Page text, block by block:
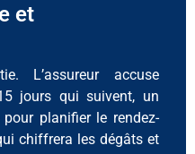
et
L’assureur accuse
jours qui suivent, un
planifier le rendez-
chiffrera les dégâts et